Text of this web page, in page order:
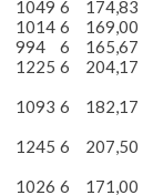
1049 6
174,83
1014 6
169,00
994 6
165,67
1225 6
204,17
1093 6
182,17
1245 6
207,50
1026 6
171,00